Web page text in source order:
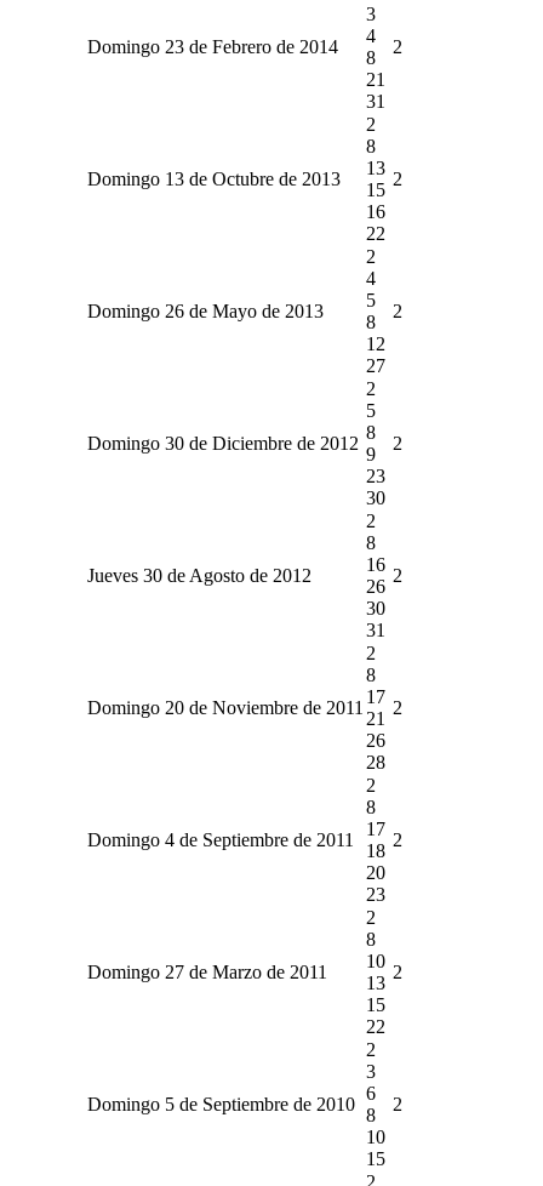
Domingo 23 de Febrero de 2014
3
4
8
21
31
2
Domingo 13 de Octubre de 2013
2
8
13
15
16
22
2
Domingo 26 de Mayo de 2013
2
4
5
8
12
27
2
Domingo 30 de Diciembre de 2012
2
5
8
9
23
30
2
Jueves 30 de Agosto de 2012
2
8
16
26
30
31
2
Domingo 20 de Noviembre de 2011
2
8
17
21
26
28
2
Domingo 4 de Septiembre de 2011
2
8
17
18
20
23
2
Domingo 27 de Marzo de 2011
2
8
10
13
15
22
2
Domingo 5 de Septiembre de 2010
2
3
6
8
10
15
2
2